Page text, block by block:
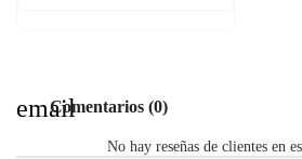
emailComentarios (0)
No hay reseñas de clientes en